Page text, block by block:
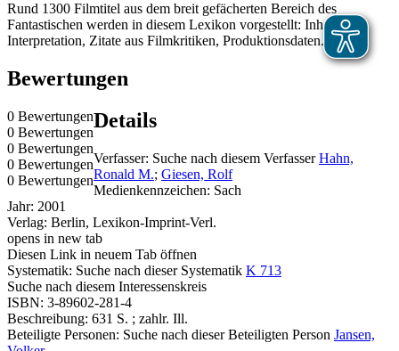
Rund 1300 Filmtitel aus dem breit gefächerten Bereich des
Fantastischen werden in diesem Lexikon vorgestellt: Inhalt und
Interpretation, Zitate aus Filmkritiken, Produktionsdaten.
Bewertungen
0 Bewertungen
0 Bewertungen
0 Bewertungen
0 Bewertungen
0 Bewertungen
Details
Verfasser: Suche nach diesem Verfasser Hahn,
Ronald M.; Giesen, Rolf
Medienkennzeichen: Sach
Jahr: 2001
Verlag: Berlin, Lexikon-Imprint-Verl.
opens in new tab
Diesen Link in neuem Tab öffnen
Systematik: Suche nach dieser Systematik K 713
Suche nach diesem Interessenskreis
ISBN: 3-89602-281-4
Beschreibung: 631 S. ; zahlr. Ill.
Beteiligte Personen: Suche nach dieser Beteiligten Person Jansen,